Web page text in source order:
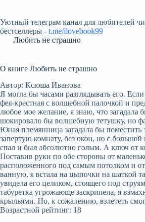
Уютный телеграм канал для любителей
бестселлеры - t.me/ilovebook99
Любить не страшно
О книге Любить не страшно
Автор: Ксюша Иванова
Я могла бы часами разглядывать его.
фея-крестная с волшебной палочкой и
любое мое желание, я знаю, что загадала
шокировало бы волшебную тетушку, но
Юная племянница загадала бы поместить
запертую комнату, без окон, но с
спал и был абсолютно голым. А ключ от
Поставив руки по обе стороны от
расположенного под самым потолком и
ванную, я встала на цыпочки на шаткой
увидела его целиком, стоящего под
табуретка угрожающе заскрипела, я
крыльями. Но, к сожалению, взлететь
Возрастной рейтинг: 18